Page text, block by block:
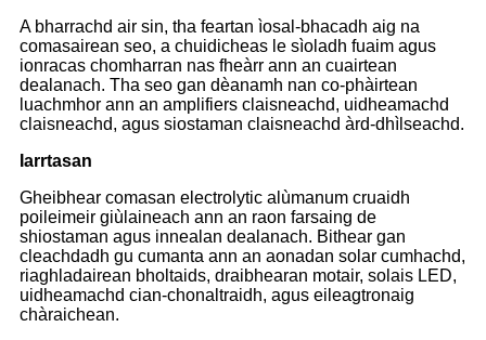
A bharrachd air sin, tha feartan ìosal-bhacadh aig na
comasairean seo, a chuidicheas le sìoladh fuaim agus
ionracas chomharran nas fheàrr ann an cuairtean
dealanach. Tha seo gan dèanamh nan co-phàirtean
luachmhor ann an amplifiers claisneachd, uidheamachd
claisneachd, agus siostaman claisneachd àrd-dhìlseachd.
Iarrtasan
Gheibhear comasan electrolytic alùmanum cruaidh
poileimeir giùlaineach ann an raon farsaing de
shiostaman agus innealan dealanach. Bithear gan
cleachdadh gu cumanta ann an aonadan solar cumhachd,
riaghladairean bholtaids, draibhearan motair, solais LED,
uidheamachd cian-chonaltraidh, agus eileagtronaig
chàraichean.